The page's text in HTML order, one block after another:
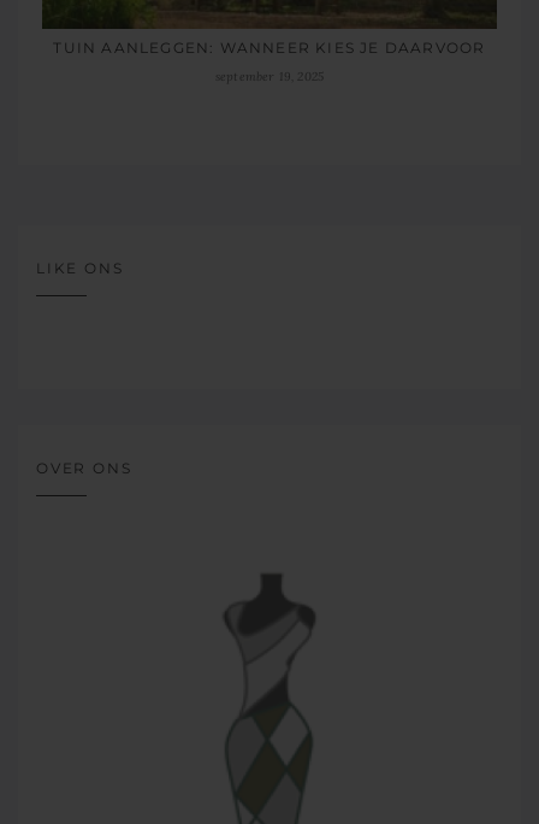
TUIN AANLEGGEN: WANNEER KIES JE DAARVOOR
september 19, 2025
LIKE ONS
OVER ONS